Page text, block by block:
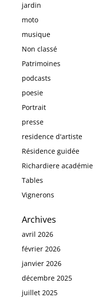
jardin
moto
musique
Non classé
Patrimoines
podcasts
poesie
Portrait
presse
residence d'artiste
Résidence guidée
Richardiere académie
Tables
Vignerons
Archives
avril 2026
février 2026
janvier 2026
décembre 2025
juillet 2025